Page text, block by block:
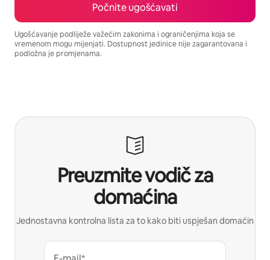
Počnite ugošćavati
Ugošćavanje podliježe važećim zakonima i ograničenjima koja se
vremenom mogu mijenjati. Dostupnost jedinice nije zagarantovana i
podložna je promjenama.
Preuzmite vodič za
domaćina
Jednostavna kontrolna lista za to kako biti uspješan domaćin